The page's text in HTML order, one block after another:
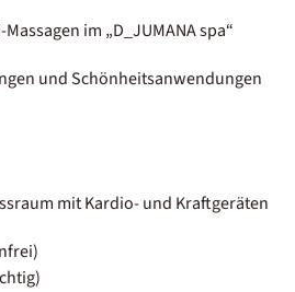
im „D_JUMANA spa“
und Schönheitsanwendungen
mit Kardio- und Kraftgeräten